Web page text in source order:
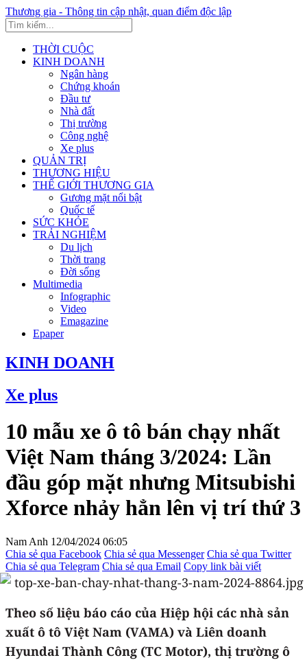
Thương gia - Thông tin cập nhật, quan điểm độc lập
THỜI CUỘC
KINH DOANH
Ngân hàng
Chứng khoán
Đầu tư
Nhà đất
Thị trường
Công nghệ
Xe plus
QUẢN TRỊ
THƯƠNG HIỆU
THẾ GIỚI THƯƠNG GIA
Gương mặt nổi bật
Quốc tế
SỨC KHỎE
TRẢI NGHIỆM
Du lịch
Thời trang
Đời sống
Multimedia
Infographic
Video
Emagazine
Epaper
KINH DOANH
Xe plus
10 mẫu xe ô tô bán chạy nhất
Việt Nam tháng 3/2024: Lần
đầu góp mặt nhưng Mitsubishi
Xforce nhảy hẳn lên vị trí thứ 3
Nam Anh 12/04/2024 06:05
Chia sẻ qua Facebook Chia sẻ qua Messenger Chia sẻ qua Twitter
Chia sẻ qua Telegram Chia sẻ qua Email Copy link bài viết
Theo số liệu báo cáo của Hiệp hội các nhà sản
xuất ô tô Việt Nam (VAMA) và Liên doanh
Hyundai Thành Công (TC Motor), thị trường ô